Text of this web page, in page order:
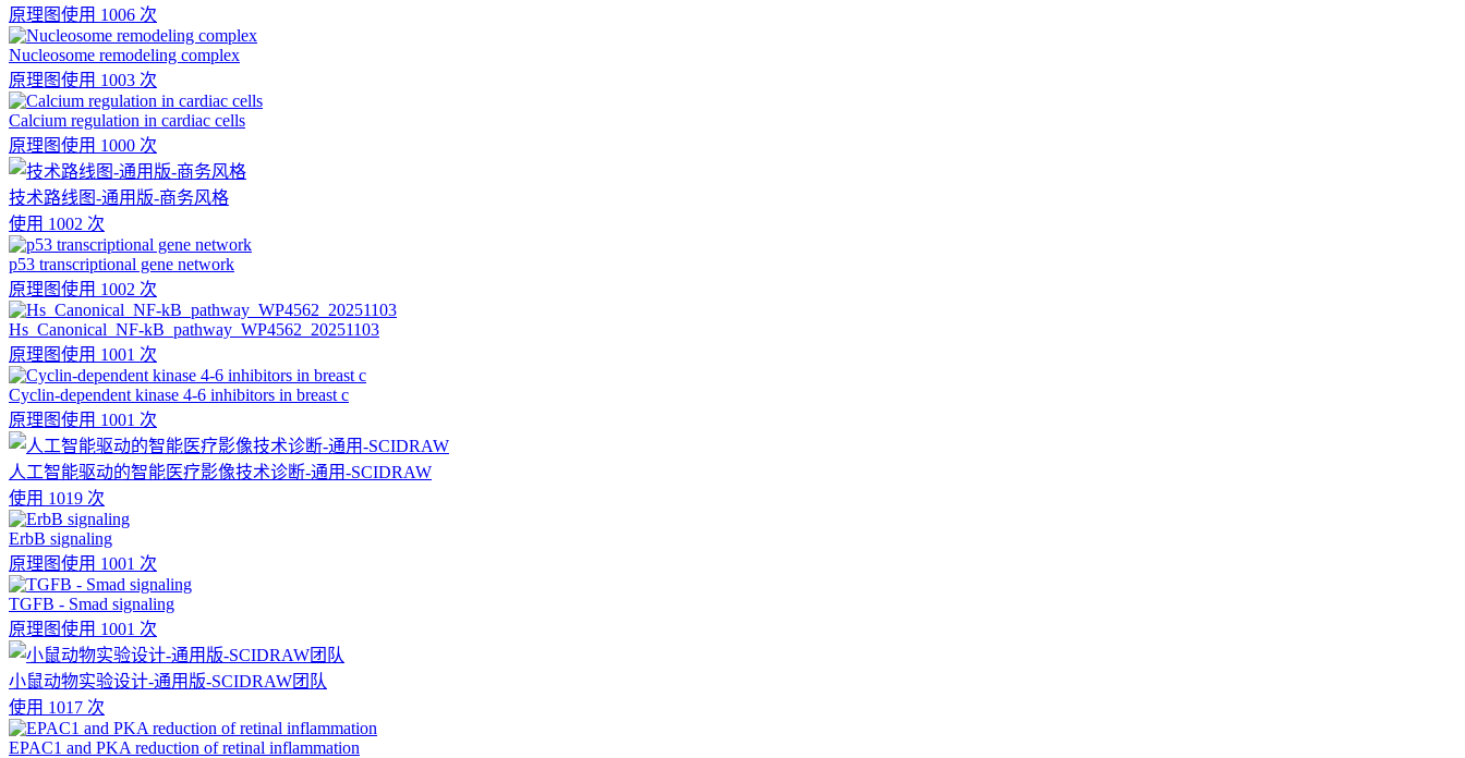
原理图使用 1006 次
Nucleosome remodeling complex
原理图使用 1003 次
Calcium regulation in cardiac cells
原理图使用 1000 次
技术路线图-通用版-商务风格
使用 1002 次
p53 transcriptional gene network
原理图使用 1002 次
Hs_Canonical_NF-kB_pathway_WP4562_20251103
原理图使用 1001 次
Cyclin-dependent kinase 4-6 inhibitors in breast c
原理图使用 1001 次
人工智能驱动的智能医疗影像技术诊断-通用-SCIDRAW
使用 1019 次
ErbB signaling
原理图使用 1001 次
TGFB - Smad signaling
原理图使用 1001 次
小鼠动物实验设计-通用版-SCIDRAW团队
使用 1017 次
EPAC1 and PKA reduction of retinal inflammation